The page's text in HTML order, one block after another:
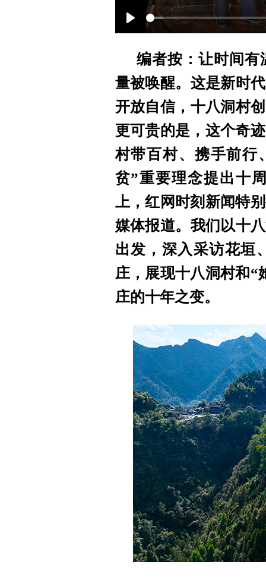
Play
编者按：让时间有
量被唤醒。这是新时
开放自信，十八洞村
更可贵的是，这个奇
村带百村、携手前行
贫”重要理念提出十
上，红网时刻新闻特
媒体报道。我们以十
出发，深入采访花垣
庄，展现十八洞村和“
庄的十年之变。